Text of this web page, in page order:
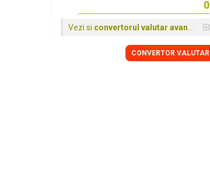
Vezi si convertorul valutar avansat
CONVERTOR VALUTAR